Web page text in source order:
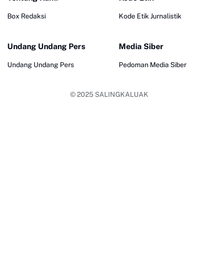
Box Redaksi Kode Etik Jurnalistik
Undang Undang Pers
Undang Undang Pers
Media Siber
Pedoman Media Siber
© 2025 SALINGKALUAK